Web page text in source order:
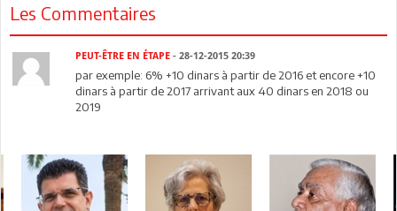
Les Commentaires
PEUT-ÊTRE EN ÉTAPE - 28-12-2015 20:39
par exemple: 6% +10 dinars à partir de 2016 et encore +10
dinars à partir de 2017 arrivant aux 40 dinars en 2018 ou
2019